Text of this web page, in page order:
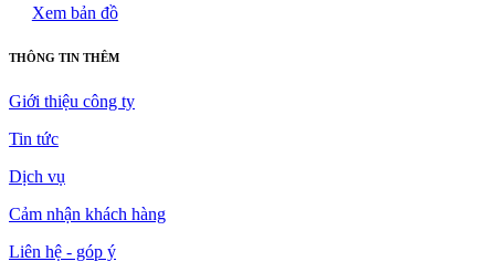
Xem bản đồ
THÔNG TIN THÊM
Giới thiệu công ty
Tin tức
Dịch vụ
Cảm nhận khách hàng
Liên hệ - góp ý